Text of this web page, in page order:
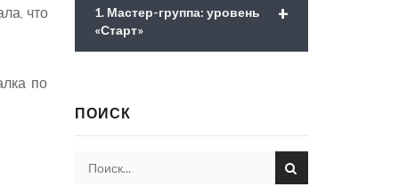
что
по
+
1. Мастер-группа: уровень
«Старт»
ПОИСК